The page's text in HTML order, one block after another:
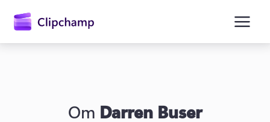
Om Darren Buser